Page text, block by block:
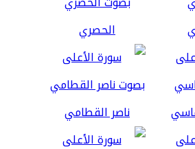
الحصري
ناصر القطامي